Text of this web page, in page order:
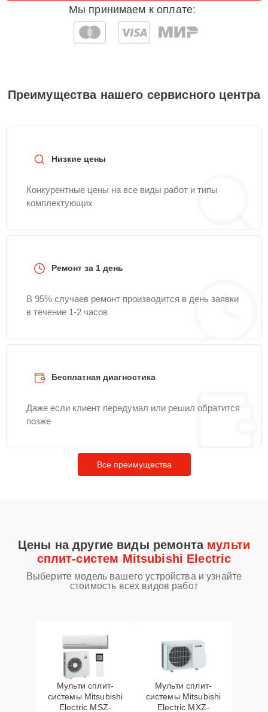
Мы принимаем к оплате:
Преимущества нашего сервисного центра
Низкие цены
Конкурентные цены на все виды работ и типы
комплектующих
Ремонт за 1 день
В 95% случаев ремонт производится в день заявки
в течение 1-2 часов
Бесплатная диагностика
Даже если клиент передумал или решил обратится
позже
Все преимущества
Цены на другие виды ремонта мульти
сплит-систем Mitsubishi Electric
Выберите модель вашего устройства и узнайте
стоимость всех видов работ
Мульти сплит-
системы Mitsubishi
Electric MSZ-
Мульти сплит-
системы Mitsubishi
Electric MXZ-